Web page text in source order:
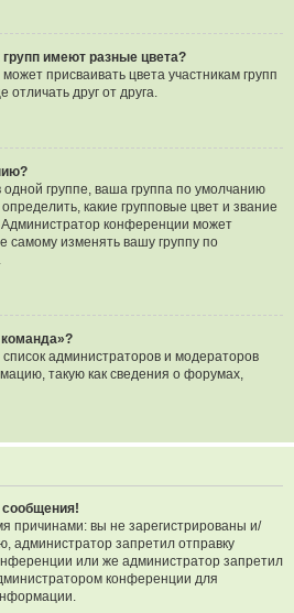
имеют разные цвета?
присваивать цвета участникам групп
друг от друга.
группе, ваша группа по умолчанию
какие групповые цвет и звание
конференции может
самому изменять вашу группу по
администраторов и модераторов
такую как сведения о форумах,
причинами: вы не зарегистрированы и/
администратор запретил отправку
или же администратор запретил
конференции для